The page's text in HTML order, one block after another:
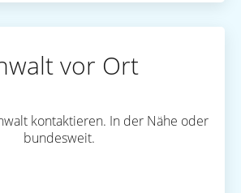
vor Ort
kontaktieren. In der Nähe oder
bundesweit.